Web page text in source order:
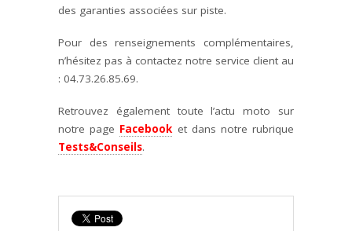
des garanties associées sur piste.
Pour des renseignements complémentaires,
n’hésitez pas à contactez notre service client au
: 04.73.26.85.69.
Retrouvez également toute l’actu moto sur
notre page Facebooket dans notre rubrique
Tests&Conseils.